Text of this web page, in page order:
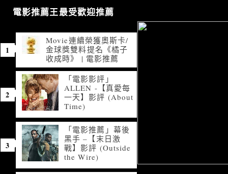
電影推薦王最受歡迎推薦
Movie連續榮獲奧斯卡/
金球獎雙料提名《橘子
收成時》 | 電影推薦
「電影影評」
ALLEN -【真愛每
一天】影評 (About
Time)
「電影推薦」幕後
黑手 –【末日激
戰】影評 (Outside
the Wire)